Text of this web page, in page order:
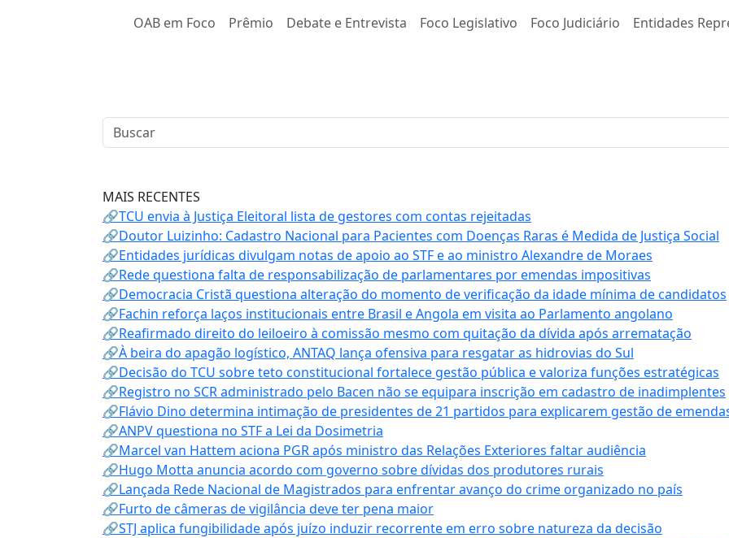
OAB em Foco Prêmio Debate e Entrevista Foco Legislativo Foco Judiciário Entidades
MAIS RECENTES
🔗TCU envia à Justiça Eleitoral lista de gestores com contas rejeitadas
🔗Doutor Luizinho: Cadastro Nacional para Pacientes com Doenças Raras é Medida de Justiça Social
🔗Entidades jurídicas divulgam notas de apoio ao STF e ao ministro Alexandre de Moraes
🔗Rede questiona falta de responsabilização de parlamentares por emendas impositivas
🔗Democracia Cristã questiona alteração do momento de verificação da idade mínima de candidatos
🔗Fachin reforça laços institucionais entre Brasil e Angola em visita ao Parlamento angolano
🔗Reafirmado direito do leiloeiro à comissão mesmo com quitação da dívida após arrematação
🔗À beira do apagão logístico, ANTAQ lança ofensiva para resgatar as hidrovias do Sul
🔗Decisão do TCU sobre teto constitucional fortalece gestão pública e valoriza funções estratégicas
🔗Registro no SCR administrado pelo Bacen não se equipara inscrição em cadastro de inadimplentes
🔗Flávio Dino determina intimação de presidentes de 21 partidos para explicarem gestão de
🔗ANPV questiona no STF a Lei da Dosimetria
🔗Marcel van Hattem aciona PGR após ministro das Relações Exteriores faltar audiência
🔗Hugo Motta anuncia acordo com governo sobre dívidas dos produtores rurais
🔗Lançada Rede Nacional de Magistrados para enfrentar avanço do crime organizado no país
🔗Furto de câmeras de vigilância deve ter pena maior
🔗STJ aplica fungibilidade após juízo induzir recorrente em erro sobre natureza da decisão